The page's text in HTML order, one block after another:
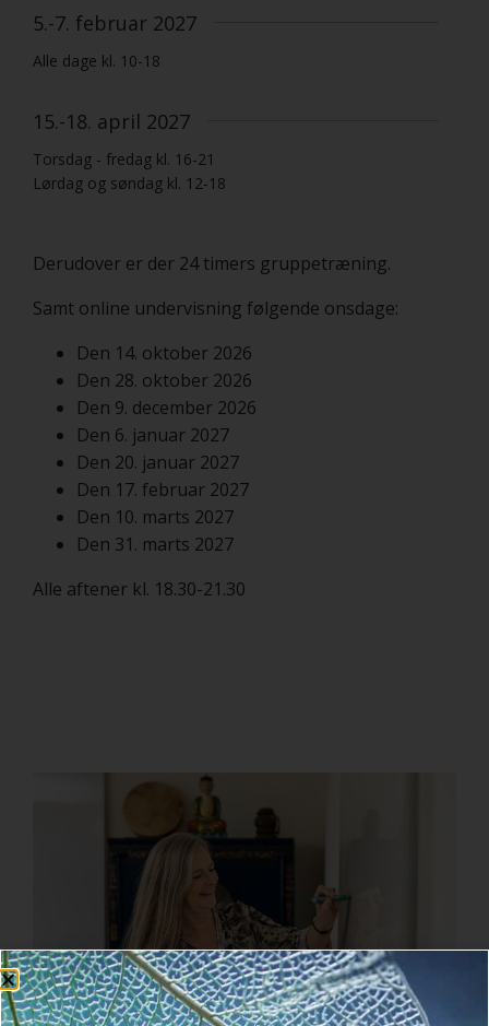
5.-7. februar 2027
Alle dage kl. 10-18
15.-18. april 2027
Torsdag - fredag kl. 16-21
Lørdag og søndag kl. 12-18
Derudover er der 24 timers gruppetræning.
Samt online undervisning følgende onsdage:
Den 14. oktober 2026
Den 28. oktober 2026
Den 9. december 2026
Den 6. januar 2027
Den 20. januar 2027
Den 17. februar 2027
Den 10. marts 2027
Den 31. marts 2027
Alle aftener kl. 18.30-21.30